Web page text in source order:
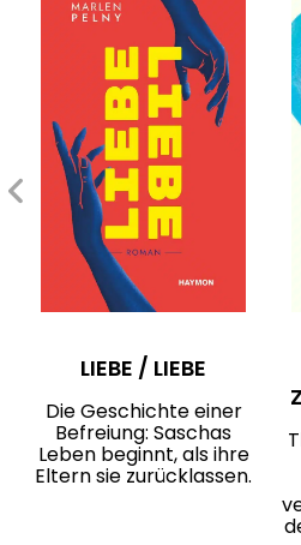
LIEBE / LIEBE
Die Geschichte einer
Befreiung: Saschas
Leben beginnt, als ihre
Eltern sie zurücklassen.